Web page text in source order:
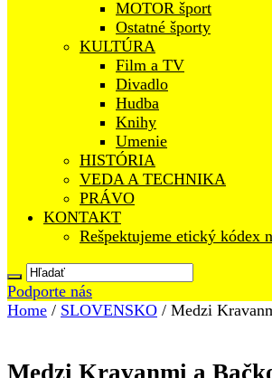
MOTOR šport
Ostatné športy
KULTÚRA
Film a TV
Divadlo
Hudba
Knihy
Umenie
HISTÓRIA
VEDA A TECHNIKA
PRÁVO
KONTAKT
Rešpektujeme etický kódex
Podporte nás
Home / SLOVENSKO / Medzi